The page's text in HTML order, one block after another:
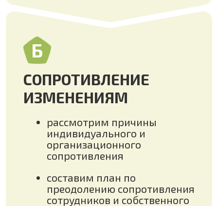
СОТРУДНИКАМИ
изучим модель диффузии
восприятия изменений
сотрудниками
применим коучинг по модели
ADKAR для вовлечения
В